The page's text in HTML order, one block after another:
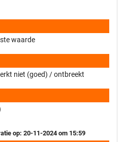
waarde
niet (goed) / ontbreekt
op: 20-11-2024 om 15:59